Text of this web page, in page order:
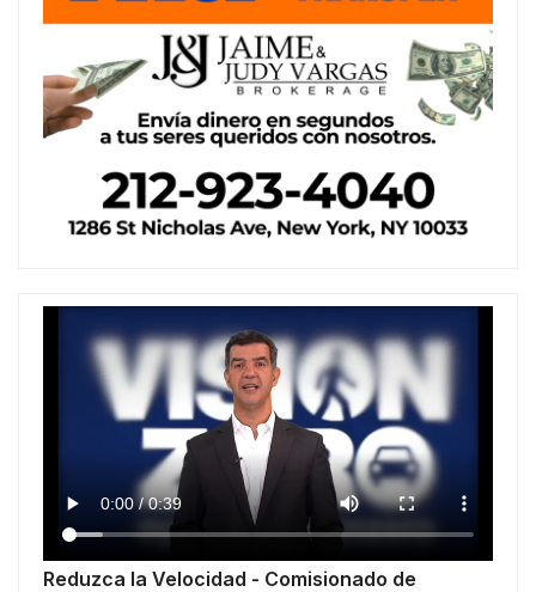
Reduzca la Velocidad - Comisionado de